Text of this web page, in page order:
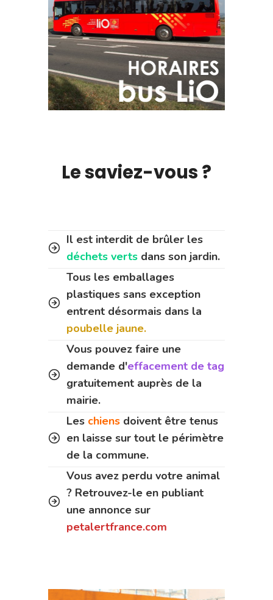
Le saviez-vous ?
Il est interdit de brûler les
déchets verts dans son jardin.
Tous les emballages
plastiques sans exception
entrent désormais dans la
poubelle jaune.
Vous pouvez faire une
demande d'effacement de tag
gratuitement auprès de la
mairie.
Les chiens doivent être tenus
en laisse sur tout le périmètre
de la commune.
Vous avez perdu votre animal
? Retrouvez-le en publiant
une annonce sur
petalertfrance.com